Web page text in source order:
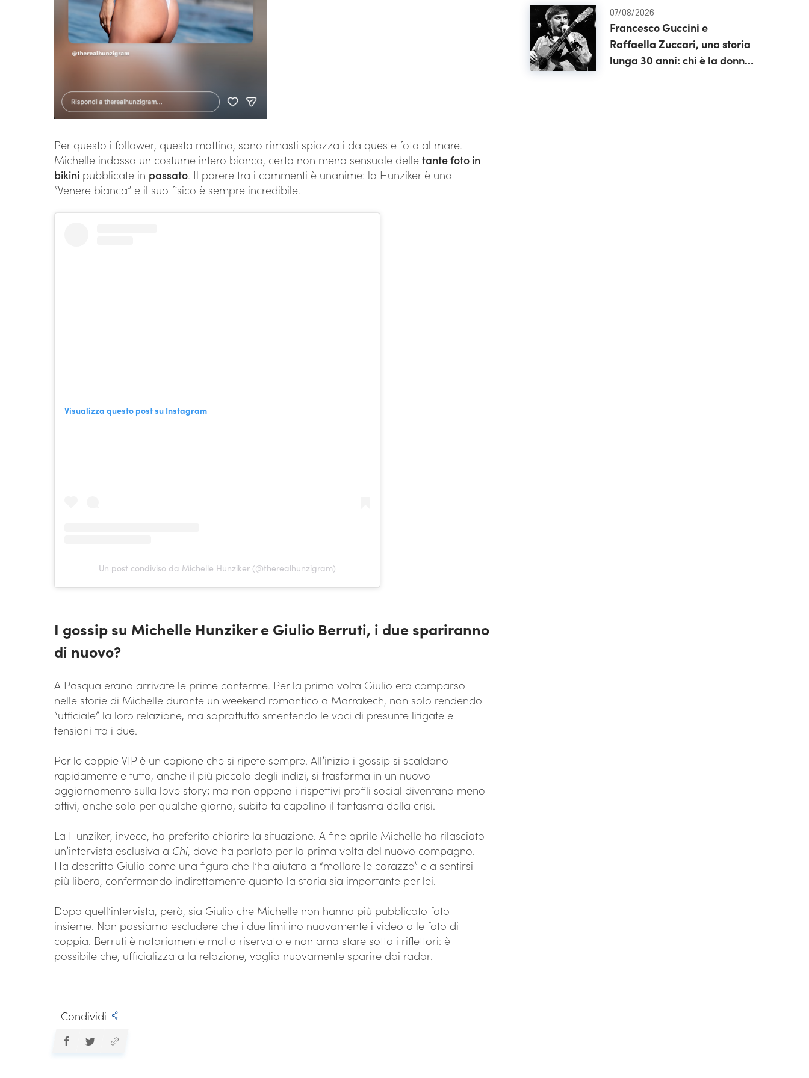
Per questo i follower, questa mattina, sono rimasti spiazzati da queste foto al mare.
Michelle indossa un costume intero bianco, certo non meno sensuale delle tante foto in
bikini pubblicate in passato. Il parere tra i commenti è unanime: la Hunziker è una
“Venere bianca” e il suo fisico è sempre incredibile.
Visualizza questo post su Instagram
Un post condiviso da Michelle Hunziker (@therealhunzigram)
I gossip su Michelle Hunziker e Giulio Berruti, i due spariranno
di nuovo?
A Pasqua erano arrivate le prime conferme. Per la prima volta Giulio era comparso
nelle storie di Michelle durante un weekend romantico a Marrakech, non solo rendendo
“ufficiale” la loro relazione, ma soprattutto smentendo le voci di presunte litigate e
tensioni tra i due.
Per le coppie VIP è un copione che si ripete sempre. All’inizio i gossip si scaldano
rapidamente e tutto, anche il più piccolo degli indizi, si trasforma in un nuovo
aggiornamento sulla love story; ma non appena i rispettivi profili social diventano meno
attivi, anche solo per qualche giorno, subito fa capolino il fantasma della crisi.
La Hunziker, invece, ha preferito chiarire la situazione. A fine aprile Michelle ha rilasciato
un’intervista esclusiva a Chi, dove ha parlato per la prima volta del nuovo compagno.
Ha descritto Giulio come una figura che l’ha aiutata a “mollare le corazze” e a sentirsi
più libera, confermando indirettamente quanto la storia sia importante per lei.
Dopo quell’intervista, però, sia Giulio che Michelle non hanno più pubblicato foto
insieme. Non possiamo escludere che i due limitino nuovamente i video o le foto di
coppia. Berruti è notoriamente molto riservato e non ama stare sotto i riflettori: è
possibile che, ufficializzata la relazione, voglia nuovamente sparire dai radar.
Condividi
07/08/2026
Francesco Guccini e
Raffaella Zuccari, una storia
lunga 30 anni: chi è la donna